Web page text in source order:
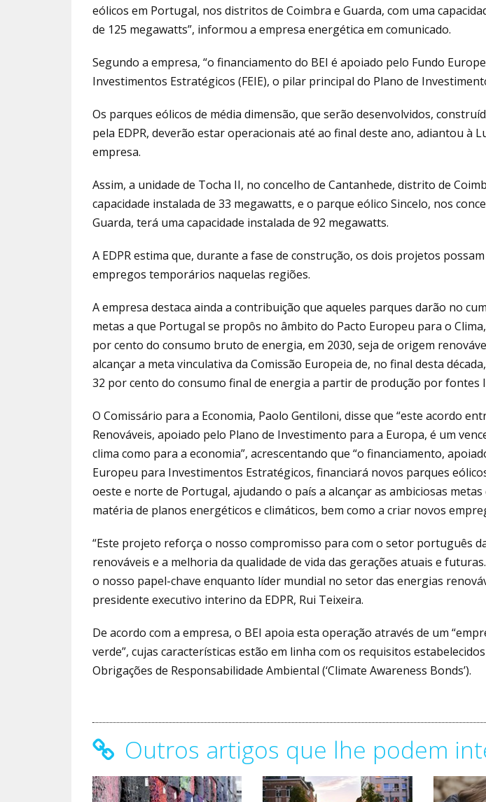
eólicos em Portugal, nos distritos de Coimbra e Guarda, com uma
de 125 megawatts”, informou a empresa energética em comunicado.
Segundo a empresa, “o financiamento do BEI é apoiado pelo Fundo
Investimentos Estratégicos (FEIE), o pilar principal do Plano de
Os parques eólicos de média dimensão, que serão desenvolvidos,
pela EDPR, deverão estar operacionais até ao final deste ano, adiantou à
empresa.
Assim, a unidade de Tocha II, no concelho de Cantanhede, distrito de
capacidade instalada de 33 megawatts, e o parque eólico Sincelo, nos
Guarda, terá uma capacidade instalada de 92 megawatts.
A EDPR estima que, durante a fase de construção, os dois projetos
empregos temporários naquelas regiões.
A empresa destaca ainda a contribuição que aqueles parques darão no
metas a que Portugal se propôs no âmbito do Pacto Europeu para o
por cento do consumo bruto de energia, em 2030, seja de origem
alcançar a meta vinculativa da Comissão Europeia de, no final desta
32 por cento do consumo final de energia a partir de produção por fontes
O Comissário para a Economia, Paolo Gentiloni, disse que “este acordo
Renováveis, apoiado pelo Plano de Investimento para a Europa, é um
clima como para a economia”, acrescentando que “o financiamento,
Europeu para Investimentos Estratégicos, financiará novos parques
oeste e norte de Portugal, ajudando o país a alcançar as ambiciosas metas
matéria de planos energéticos e climáticos, bem como a criar novos
“Este projeto reforça o nosso compromisso para com o setor português
renováveis e a melhoria da qualidade de vida das gerações atuais e
o nosso papel-chave enquanto líder mundial no setor das energias
presidente executivo interino da EDPR, Rui Teixeira.
De acordo com a empresa, o BEI apoia esta operação através de um
verde”, cujas características estão em linha com os requisitos
Obrigações de Responsabilidade Ambiental (‘Climate Awareness Bonds’).
Outros artigos que lhe podem